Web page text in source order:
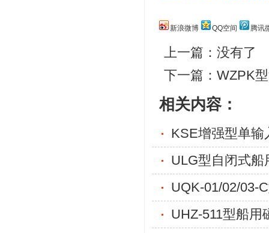
新浪微博 QQ空间 腾讯
上一篇：没有了
下一篇： WZPK
相关内容：
KSE增强型单输
ULG型自闭式
UQK-01/02/03-
UHZ-511型船用